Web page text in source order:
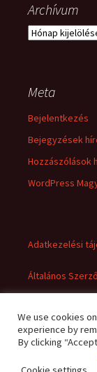
Archívum
Archívum
Meta
Bejelentkezés
Bejegyzések
Hozzászólások
WordPress
Adatkezelési
Általános
We use cookies
experience by
By clicking